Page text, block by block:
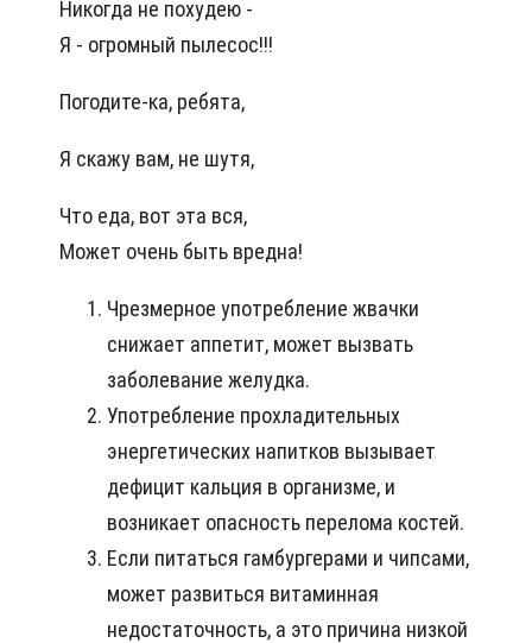
Никогда не похудею -
Я - огромный пылесос!!!
Погодите-ка, ребята,
Я скажу вам, не шутя,
Что еда, вот эта вся,
Может очень быть вредна!
Чрезмерное употребление жвачки
снижает аппетит, может вызвать
заболевание желудка.
Употребление прохладительных
энергетических напитков вызывает
дефицит кальция в организме, и
возникает опасность перелома костей.
Если питаться гамбургерами и чипсами,
может развиться витаминная
недостаточность, а это причина низкой